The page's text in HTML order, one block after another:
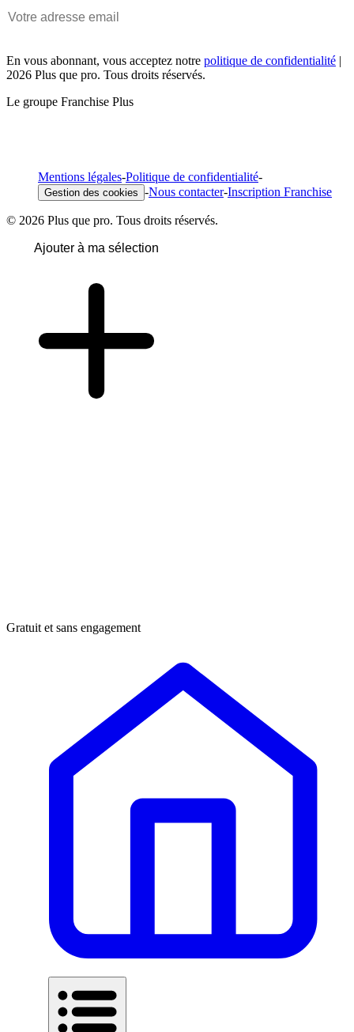
En vous abonnant, vous acceptez notre politique de confidentialité |
2026 Plus que pro. Tous droits réservés.
Le groupe Franchise Plus
Mentions légales-Politique de confidentialité-
Gestion des cookies -Nous contacter-Inscription Franchise
© 2026 Plus que pro. Tous droits réservés.
Ajouter à ma sélection
Gratuit et sans engagement